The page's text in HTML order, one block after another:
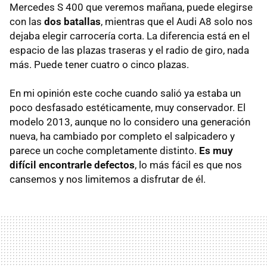
Mercedes S 400 que veremos mañana, puede elegirse
con las dos batallas, mientras que el Audi A8 solo nos
dejaba elegir carrocería corta. La diferencia está en el
espacio de las plazas traseras y el radio de giro, nada
más. Puede tener cuatro o cinco plazas.
En mi opinión este coche cuando salió ya estaba un
poco desfasado estéticamente, muy conservador. El
modelo 2013, aunque no lo considero una generación
nueva, ha cambiado por completo el salpicadero y
parece un coche completamente distinto. Es muy
difícil encontrarle defectos, lo más fácil es que nos
cansemos y nos limitemos a disfrutar de él.